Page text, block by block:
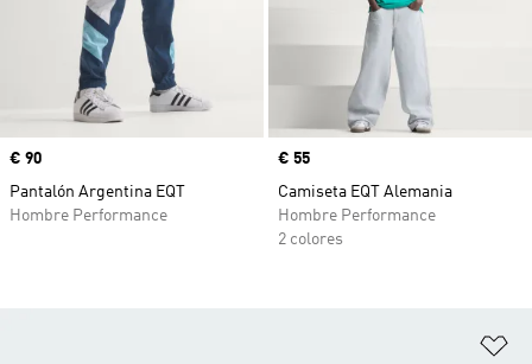
Precio
€ 90
Pantalón Argentina EQT
Hombre Performance
Precio
€ 55
Camiseta EQT Alemania
Hombre Performance
2 colores